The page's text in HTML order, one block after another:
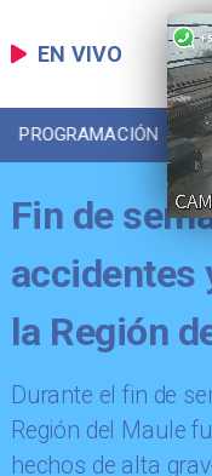
EN VIVO
PROGRAMACIÓN
Fin de
accidentes
la Región
​Durante el fin de
Región del Maule
hechos de alta